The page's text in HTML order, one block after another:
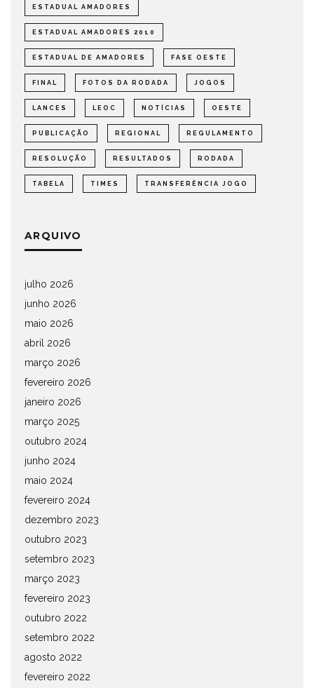
ESTADUAL AMADORES
ESTADUAL AMADORES 2010
ESTADUAL DE AMADORES FASE OESTE
FINAL FOTOS DA RODADA JOGOS
LANCES LEOC NOTÍCIAS OESTE
PUBLICAÇÃO REGIONAL REGULAMENTO
RESOLUÇÃO RESULTADOS RODADA
TABELA TIMES TRANSFERÊNCIA JOGO
ARQUIVO
julho 2026
junho 2026
maio 2026
abril 2026
março 2026
fevereiro 2026
janeiro 2026
março 2025
outubro 2024
junho 2024
maio 2024
fevereiro 2024
dezembro 2023
outubro 2023
setembro 2023
março 2023
fevereiro 2023
outubro 2022
setembro 2022
agosto 2022
fevereiro 2022